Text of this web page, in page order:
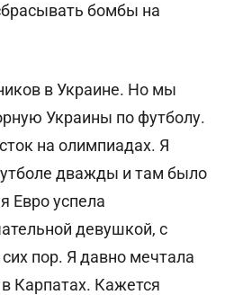
бомбы на
в Украине. Но мы
Украины по футболу.
на олимпиадах. Я
дважды и там было
Евро успела
девушкой, с
пор. Я давно мечтала
Карпатах. Кажется